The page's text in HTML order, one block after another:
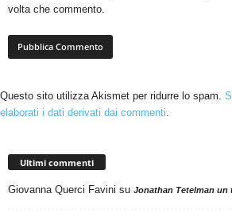
volta che commento.
Questo sito utilizza Akismet per ridurre lo spam.
elaborati i dati derivati dai commenti.
Ultimi commenti
Giovanna Querci Favini su Jonathan Tetelman